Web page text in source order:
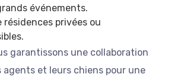
événements.
résidences privées ou
garantissons une collaboration
et leurs chiens pour une